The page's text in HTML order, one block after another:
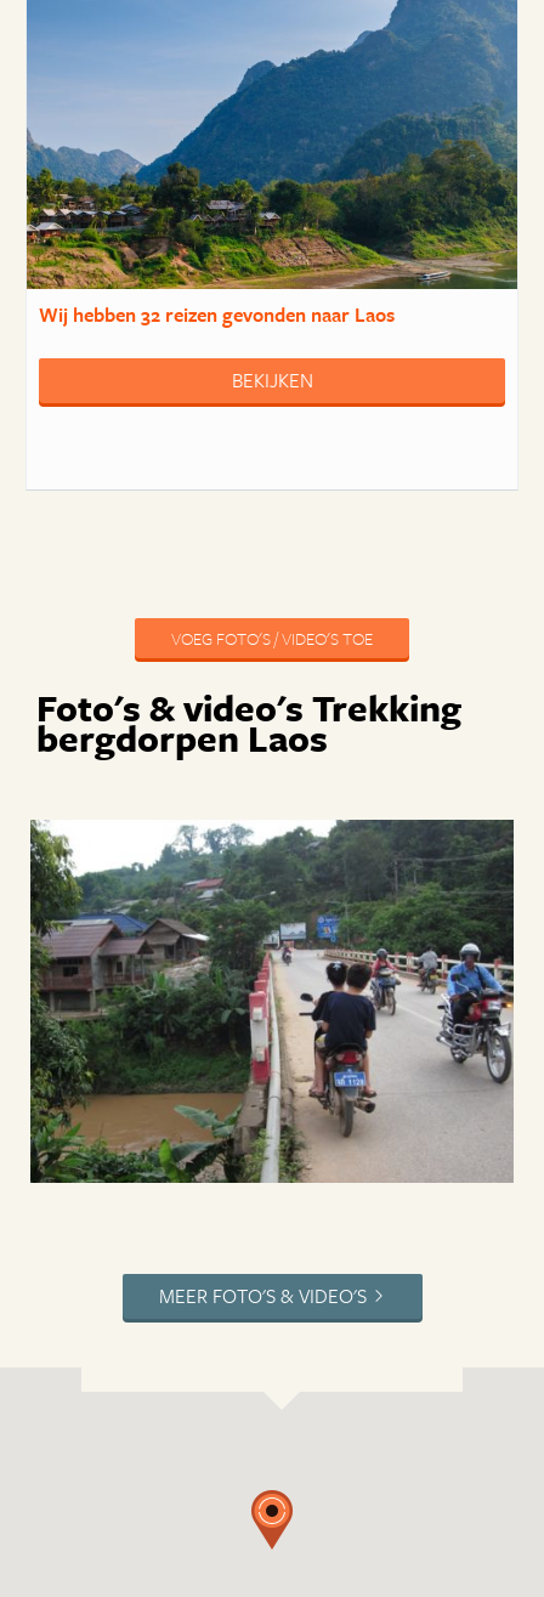
Wij hebben32 reizengevonden naar Laos
BEKIJKEN
VOEG FOTO'S / VIDEO'S TOE
Foto's & video's Trekking
bergdorpen Laos
MEER FOTO'S & VIDEO'S